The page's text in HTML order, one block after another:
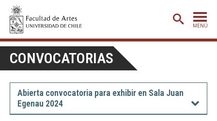
MENÚ
PORTADA
ADMISIÓN
ETAPA BÁSICA
CONVOCATORIAS
Abierta convocatoria para exhibir en Sala Juan
Egenau 2024